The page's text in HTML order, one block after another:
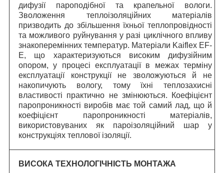
дифузії пароподібної та крапельної вологи.
Зволоження теплоізоляційних матеріалів
призводить до збільшення їхньої теплопровідності
та можливого руйнування у разі циклічного впливу
знакоперемінних температур. Матеріали Kaiflex EF-
E, що характеризуються високим дифузійним
опором, у процесі експлуатації в межах терміну
експлуатації конструкції не зволожуються й не
накопичують вологу, тому їхні теплозахисні
властивості практично не змінюються. Коефіцієнт
паропроникності виробів має той самий лад, що й
коефіцієнт паропроникності матеріалів,
використовуваних як пароізоляційний шар у
конструкціях теплової ізоляції.
ВИСОКА ТЕХНОЛОГІЧНІСТЬ МОНТАЖА